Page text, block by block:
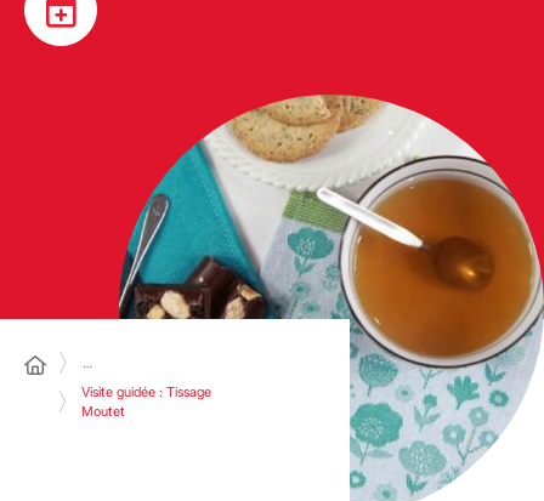
…
Visite guidée : Tissage
Moutet